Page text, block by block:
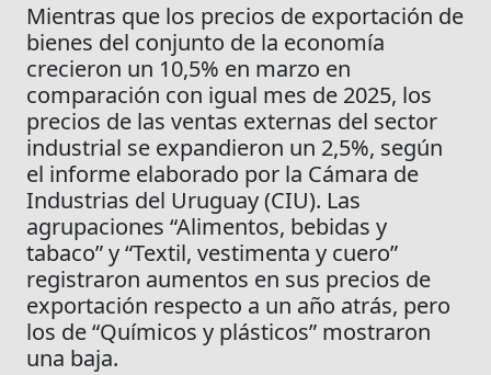
Mientras que los precios de exportación de
bienes del conjunto de la economía
crecieron un 10,5% en marzo en
comparación con igual mes de 2025, los
precios de las ventas externas del sector
industrial se expandieron un 2,5%, según
el informe elaborado por la Cámara de
Industrias del Uruguay (CIU). Las
agrupaciones “Alimentos, bebidas y
tabaco” y “Textil, vestimenta y cuero”
registraron aumentos en sus precios de
exportación respecto a un año atrás, pero
los de “Químicos y plásticos” mostraron
una baja.